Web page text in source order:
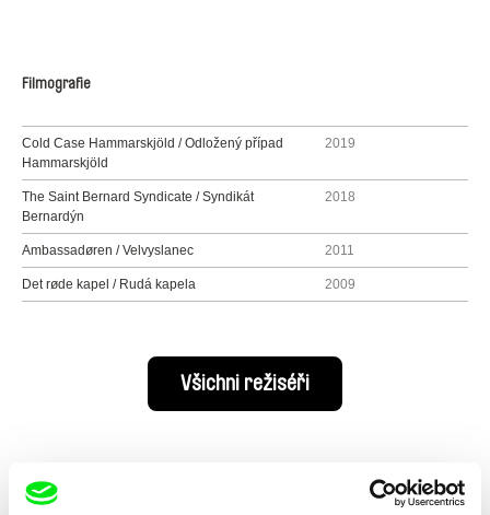
Filmografie
Cold Case Hammarskjöld / Odložený případ
Hammarskjöld
2019
The Saint Bernard Syndicate / Syndikát
Bernardýn
2018
Ambassadøren / Velvyslanec 2011
Det røde kapel / Rudá kapela 2009
Všichni režiséři